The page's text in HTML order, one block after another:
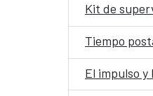
Kit de
Tiempo
El impulso y